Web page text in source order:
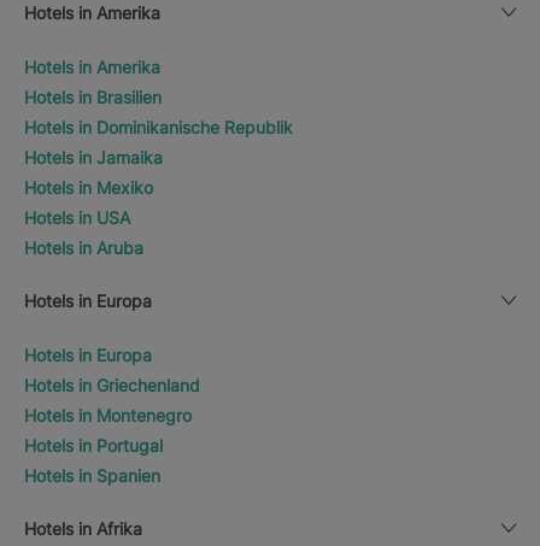
Hotels in Amerika
Hotels in Amerika
Hotels in Brasilien
Hotels in Dominikanische Republik
Hotels in Jamaika
Hotels in Mexiko
Hotels in USA
Hotels in Aruba
Hotels in Europa
Hotels in Europa
Hotels in Griechenland
Hotels in Montenegro
Hotels in Portugal
Hotels in Spanien
Hotels in Afrika